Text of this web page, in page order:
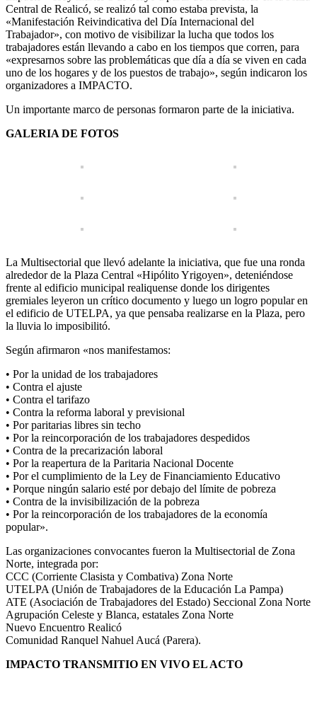
Central de Realicó, se realizó tal como estaba prevista, la
«Manifestación Reivindicativa del Día Internacional del
Trabajador», con motivo de visibilizar la lucha que todos los
trabajadores están llevando a cabo en los tiempos que corren, para
«expresarnos sobre las problemáticas que día a día se viven en cada
uno de los hogares y de los puestos de trabajo», según indicaron los
organizadores a IMPACTO.
Un importante marco de personas formaron parte de la iniciativa.
GALERIA DE FOTOS
La Multisectorial que llevó adelante la iniciativa, que fue una ronda
alrededor de la Plaza Central «Hipólito Yrigoyen», deteniéndose
frente al edificio municipal realiquense donde los dirigentes
gremiales leyeron un crítico documento y luego un logro popular en
el edificio de UTELPA, ya que pensaba realizarse en la Plaza, pero
la lluvia lo imposibilitó.
Según afirmaron «nos manifestamos:
• Por la unidad de los trabajadores
• Contra el ajuste
• Contra el tarifazo
• Contra la reforma laboral y previsional
• Por paritarias libres sin techo
• Por la reincorporación de los trabajadores despedidos
• Contra de la precarización laboral
• Por la reapertura de la Paritaria Nacional Docente
• Por el cumplimiento de la Ley de Financiamiento Educativo
• Porque ningún salario esté por debajo del límite de pobreza
• Contra de la invisibilización de la pobreza
• Por la reincorporación de los trabajadores de la economía
popular».
Las organizaciones convocantes fueron la Multisectorial de Zona
Norte, integrada por:
CCC (Corriente Clasista y Combativa) Zona Norte
UTELPA (Unión de Trabajadores de la Educación La Pampa)
ATE (Asociación de Trabajadores del Estado) Seccional Zona Norte
Agrupación Celeste y Blanca, estatales Zona Norte
Nuevo Encuentro Realicó
Comunidad Ranquel Nahuel Aucá (Parera).
IMPACTO TRANSMITIO EN VIVO EL ACTO